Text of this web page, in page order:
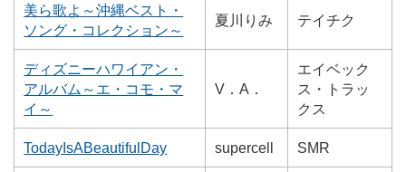
美ら歌よ～沖縄ベスト・
ソング・コレクション～
夏川りみ テイチク
ディズニーハワイアン・
アルバム～エ・コモ・マ
イ～
V．A．
エイベック
ス・トラッ
クス
TodayIsABeautifulDay supercell SMR